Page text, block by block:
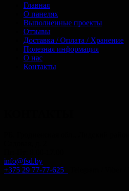
Главная
О панелях
Выполненные проекты
Отзывы
Доставка / Оплата / Хранение
Полезная информация
О нас
Контакты
info@fsd.by
+375 29 77-77-625